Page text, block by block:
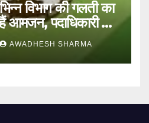
विभाग की गलती का
आमजन, पदाधिकारी और
AWADHESH SHARMA